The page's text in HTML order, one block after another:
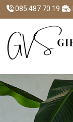
085 487 70 19